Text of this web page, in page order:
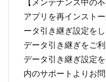
【メンテナンス中の
アプリを再インスト
ータ引き継ぎ設定を
データ引き継ぎをご
データ引き継ぎ設定